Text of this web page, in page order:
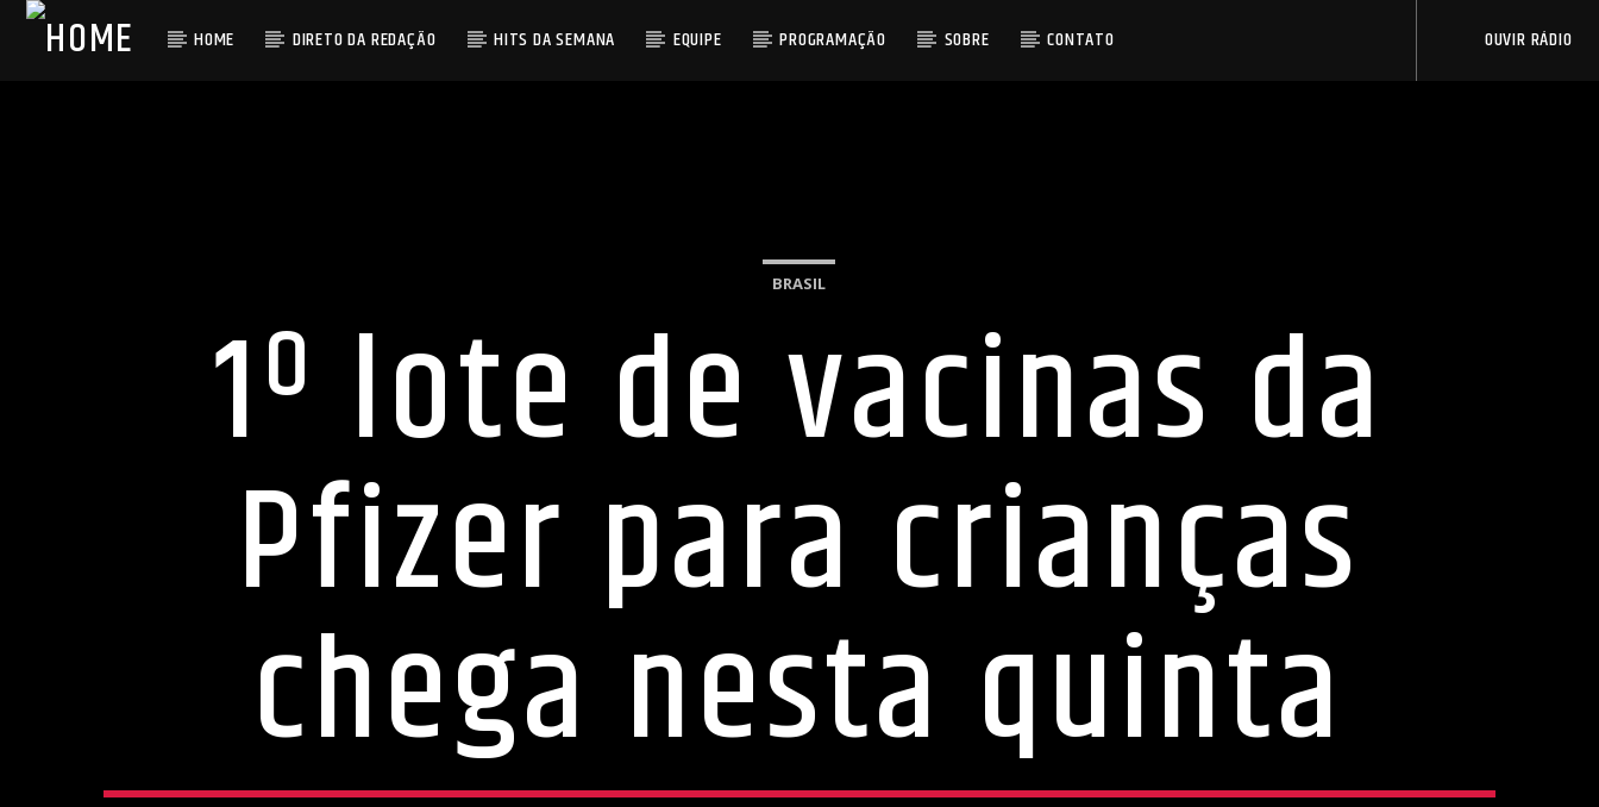
HOME DIRETO DA REDAÇÃO HITS DA SEMANA EQUIPE PROGRAMAÇÃO SOBRE CONTATO OUVIR RÁDIO
BRASIL
1º lote de vacinas da
Pfizer para crianças
chega nesta quinta